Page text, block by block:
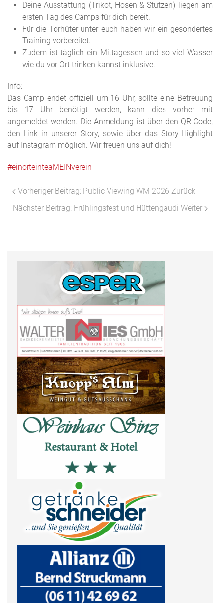
Deine Ausstattung (Trikot, Hosen & Stutzen) liegen am
ersten Tag des Camps für dich bereit.
Für die Torhüter unter euch haben wir ein gesondertes
Training vorbereitet.
Zudem ist täglich ein Mittagessen und so viel Wasser
wie du vor Ort trinken kannst inklusive.
Info:
Das Camp endet offiziell um 16 Uhr, sollte eine Betreuung
bis 17 Uhr benötigt werden, kann dies vorher mit
angemeldet werden. Die Anmeldung ist über den QR-Code,
den Link in unserer Story, sowie über das Story-Highlight
auf Instagram möglich. Wir freuen uns auf dich!
#einorteinteaMEINverein
Vorheriger Beitrag: Public Viewing WM 2026 Zurück
Nächster Beitrag: Frühlingsfest und Hüttengaudi Weiter